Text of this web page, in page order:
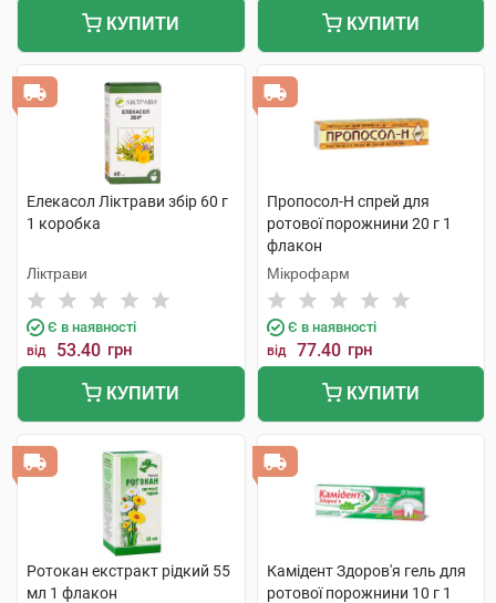
КУПИТИ КУПИТИ
Елекасол Ліктрави збір 60 г
1 коробка
Ліктрави
Є в наявності
від 53.40 грн
КУПИТИ
Пропосол-Н спрей для
ротової порожнини 20 г 1
флакон
Мікрофарм
Є в наявності
від 77.40 грн
КУПИТИ
Ротокан екстракт рідкий 55
мл 1 флакон
Камідент Здоров'я гель для
ротової порожнини 10 г 1